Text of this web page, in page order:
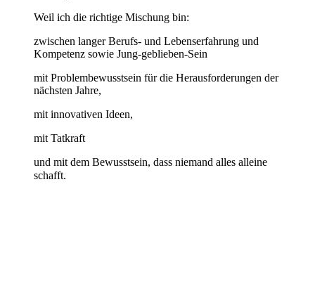
Weil ich die richtige Mischung bin:
zwischen langer Berufs- und Lebenserfahrung und
Kompetenz sowie Jung-geblieben-Sein
mit Problembewusstsein für die Herausforderungen der
nächsten Jahre,
mit innovativen Ideen,
mit Tatkraft
und mit dem Bewusstsein, dass niemand alles alleine
schafft.⠀